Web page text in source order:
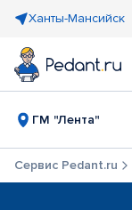
Ханты-Мансийск
ГМ "Лента"
Сервис Pedant.ru